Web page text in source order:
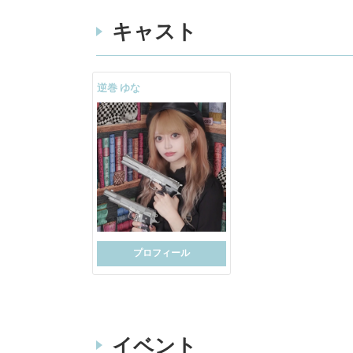
キャスト
逆巻 ゆな
プロフィール
イベント